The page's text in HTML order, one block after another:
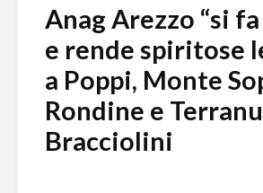
Anag Arezzo “si
e rende spiritose
a Poppi, Monte
Rondine e
Bracciolini